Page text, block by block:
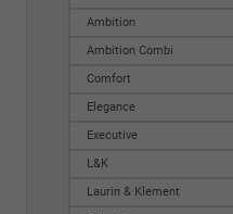
Ambition
Ambition Combi
Comfort
Elegance
Executive
L&K
Laurin & Klement